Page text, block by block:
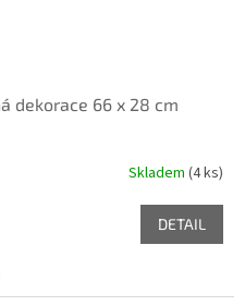
dekorace 66 x 28 cm
Skladem (4 ks)
DETAIL